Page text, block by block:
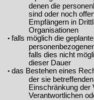
denen die
sind oder noch
Empfängern in
Organisationen
• falls möglich die
falls dies nicht
dieser Dauer
• das Bestehen eines
der sie
Einschränkung der
Verantwortlichen